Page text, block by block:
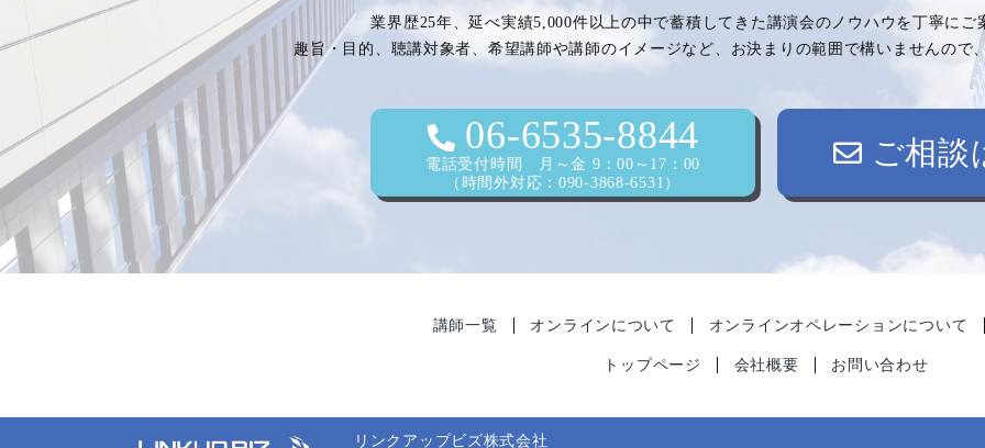
業界歴25年、延べ実績5,000件以上の中で蓄積してきた講演会のノウハウを丁寧にご
趣旨・目的、聴講対象者、希望講師や講師のイメージなど、お決まりの範囲で構いませんので
06-6535-8844
電話受付時間 月～金 9：00～17：00
（時間外対応：090-3868-6531）
ご相談
講師一覧 オンラインについて オンラインオペレーションについて
トップページ 会社概要 お問い合わせ
リンクアップビズ株式会社